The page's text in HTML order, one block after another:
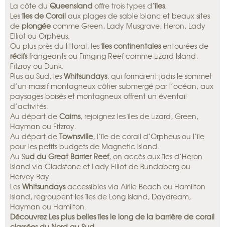
La côte du Queensland offre trois types d’îles.
Lesîles de Corail aux plages de sable blanc et beaux sites
de plongée comme Green, Lady Musgrave, Heron, Lady
Elliot ou Orpheus.
Ou plus près du littoral, lesîles continentalesentourées de
récifsfrangeants ou Fringing Reef comme Lizard Island,
Fitzroy ou Dunk.
Plus au Sud, les Whitsundays, qui formaient jadis le sommet
d’un massif montagneux côtier submergé par l’océan, aux
paysages boisés et montagneux offrent un éventail
d’activités.
Au départ de Cairns, rejoignez les îles de Lizard, Green,
Hayman ou Fitzroy.
Au départ de Townsville, l’île de corail d’Orpheus ou l’île
pour les petits budgets de Magnetic Island.
Au Sud du Great Barrier Reef, on accès aux îles d’Heron
Island via Gladstone et Lady Elliot de Bundaberg ou
Hervey Bay.
Les Whitsundaysaccessibles via Airlie Beach ou Hamilton
Island, regroupent les îles de Long Island, Daydream,
Hayman ou Hamilton.
Découvrez Les plus belles îles le long de la barrière de corail